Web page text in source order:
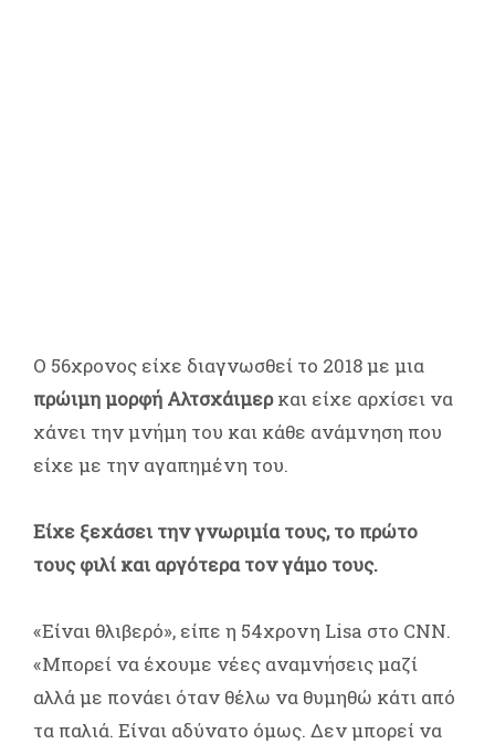
Ο 56χρονος είχε διαγνωσθεί το 2018 με μια
πρώιμη μορφή Αλτσχάιμερκαι είχε αρχίσει να
χάνει την μνήμη του και κάθε ανάμνηση που
είχε με την αγαπημένη του.
Είχε ξεχάσει την γνωριμία τους, το πρώτο
τους φιλί και αργότερα τον γάμο τους.
«Είναι θλιβερό», είπε η 54χρονη Lisa στο CNN.
«Mπορεί να έχουμε νέες αναμνήσεις μαζί
αλλά με πονάει όταν θέλω να θυμηθώ κάτι από
τα παλιά. Είναι αδύνατο όμως. Δεν μπορεί να